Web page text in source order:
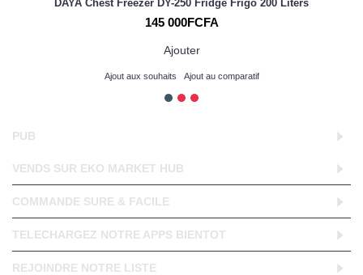
DAYA Chest Freezer DY-250 Fridge Frigo 200 Liters
145 000FCFA
Ajouter
Ajout aux souhaits Ajout au comparatif
PUB
VENDS SUR EKO MARKET HUB
COMMANDE SURE & FACILE
TELECHARGEZ NOTRE APPS BIENTOT
REJOINDRE NOTRE LISTE